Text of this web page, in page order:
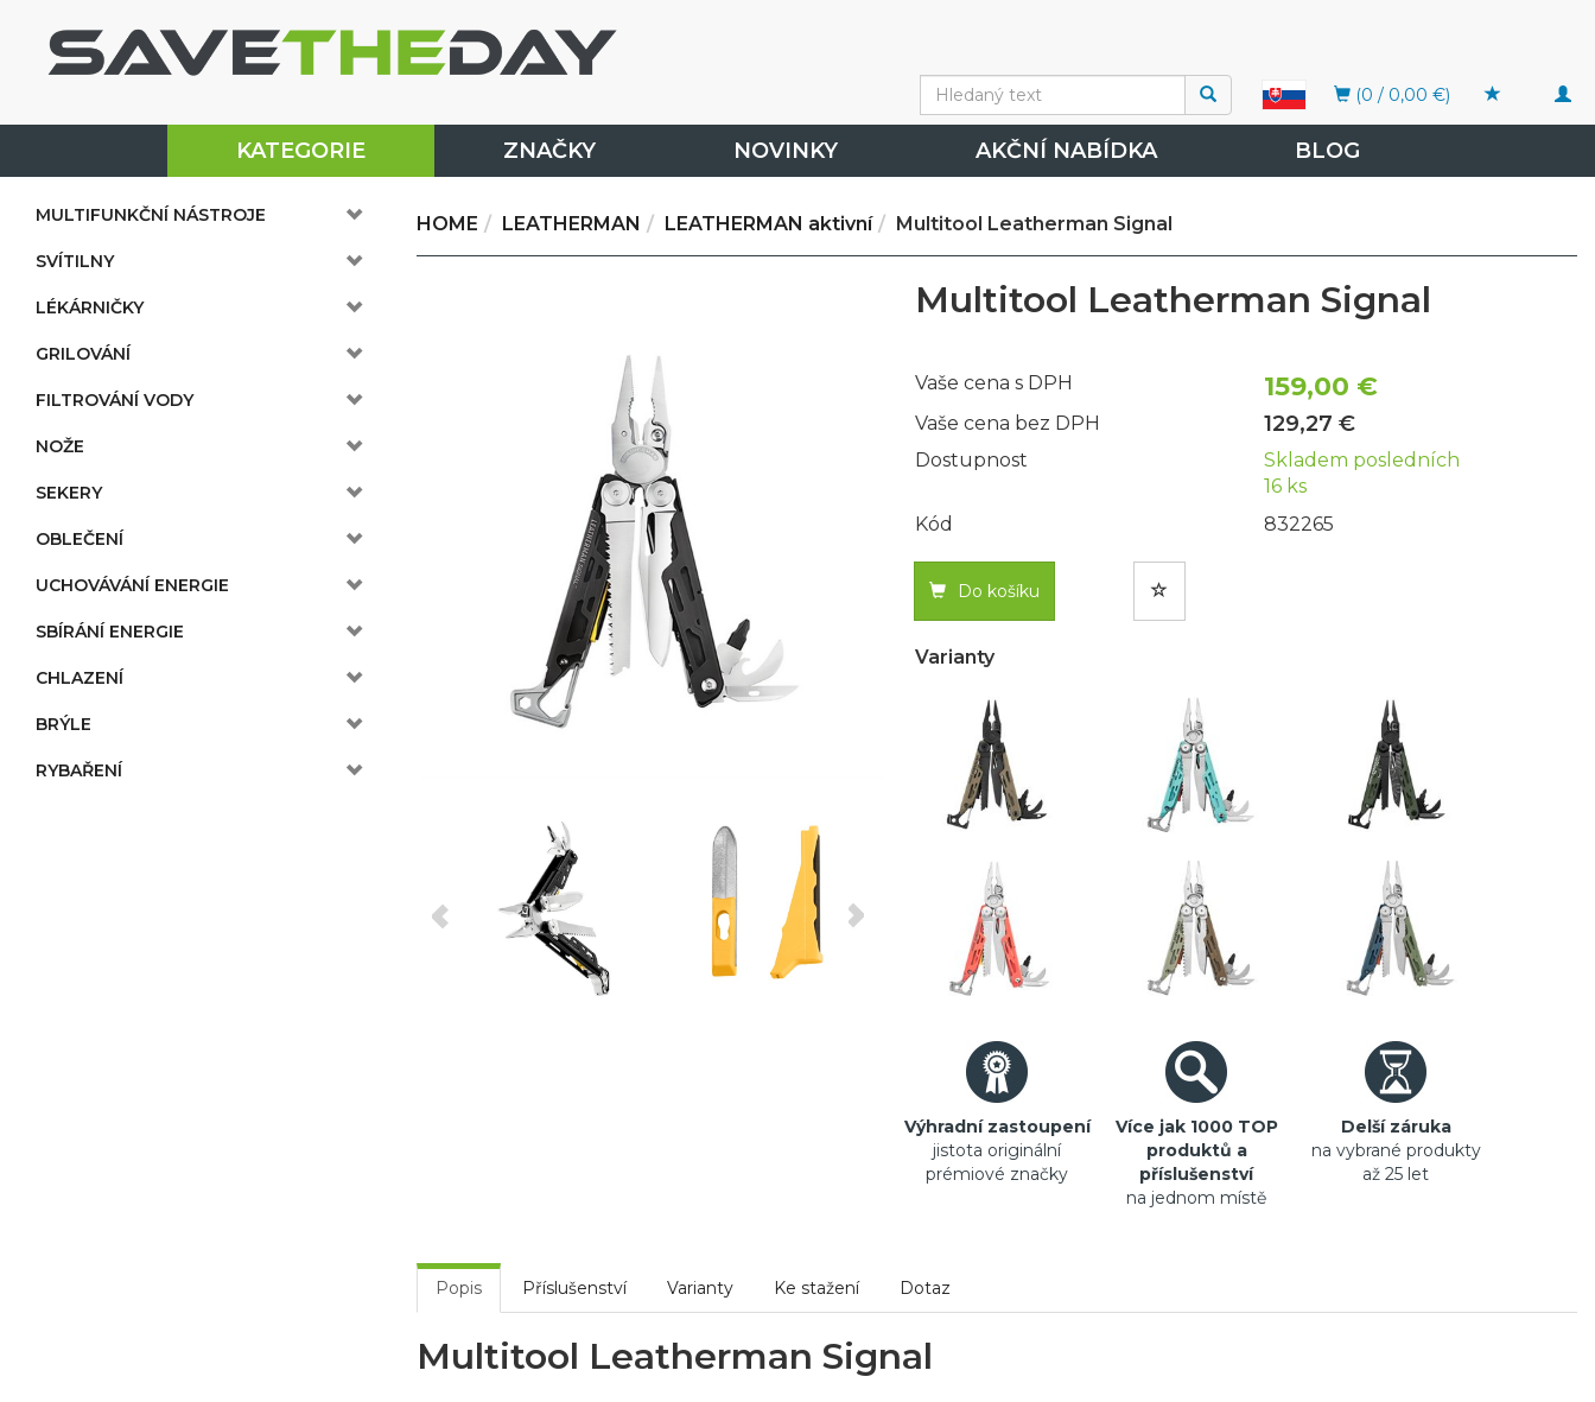
(0 / 0,00 €)
KATEGORIE ZNAČKY NOVINKY AKČNÍ NABÍDKA BLOG
MULTIFUNKČNÍ NÁSTROJE
SVÍTILNY
LÉKÁRNIČKY
GRILOVÁNÍ
FILTROVÁNÍ VODY
NOŽE
SEKERY
OBLEČENÍ
UCHOVÁVÁNÍ ENERGIE
SBÍRÁNÍ ENERGIE
CHLAZENÍ
BRÝLE
RYBAŘENÍ
HOME LEATHERMAN LEATHERMAN aktivní Multitool Leatherman Signal
Multitool Leatherman Signal
Vaše cena s DPH 159,00 €
Vaše cena bez DPH 129,27 €
Dostupnost
Skladem posledních
16 ks
Kód
832265
Do košíku
Varianty
Výhradní zastoupení
jistota originální
prémiové značky
Více jak 1000 TOP
produktů a
příslušenství
na jednom místě
Delší záruka
na vybrané produkty
až 25 let
Popis Příslušenství Varianty Ke stažení Dotaz
Multitool Leatherman Signal